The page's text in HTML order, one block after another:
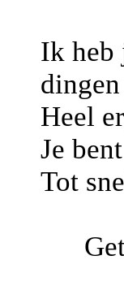
Ik heb
Heel
Je
Tot